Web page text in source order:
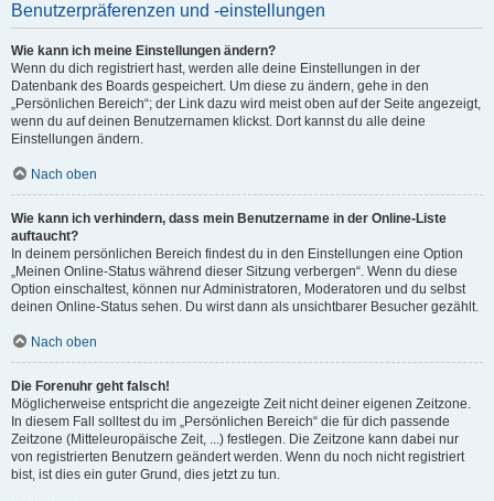
Benutzerpräferenzen und -einstellungen
Wie kann ich meine Einstellungen ändern?
Wenn du dich registriert hast, werden alle deine Einstellungen in der
Datenbank des Boards gespeichert. Um diese zu ändern, gehe in den
„Persönlichen Bereich“; der Link dazu wird meist oben auf der Seite angezeigt,
wenn du auf deinen Benutzernamen klickst. Dort kannst du alle deine
Einstellungen ändern.
Nach oben
Wie kann ich verhindern, dass mein Benutzername in der Online-Liste
auftaucht?
In deinem persönlichen Bereich findest du in den Einstellungen eine Option
„Meinen Online-Status während dieser Sitzung verbergen“. Wenn du diese
Option einschaltest, können nur Administratoren, Moderatoren und du selbst
deinen Online-Status sehen. Du wirst dann als unsichtbarer Besucher gezählt.
Nach oben
Die Forenuhr geht falsch!
Möglicherweise entspricht die angezeigte Zeit nicht deiner eigenen Zeitzone.
In diesem Fall solltest du im „Persönlichen Bereich“ die für dich passende
Zeitzone (Mitteleuropäische Zeit, ...) festlegen. Die Zeitzone kann dabei nur
von registrierten Benutzern geändert werden. Wenn du noch nicht registriert
bist, ist dies ein guter Grund, dies jetzt zu tun.